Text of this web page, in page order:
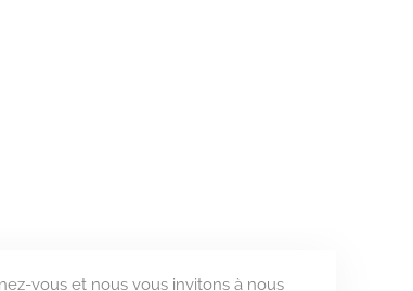
vous et nous vous invitons à nous